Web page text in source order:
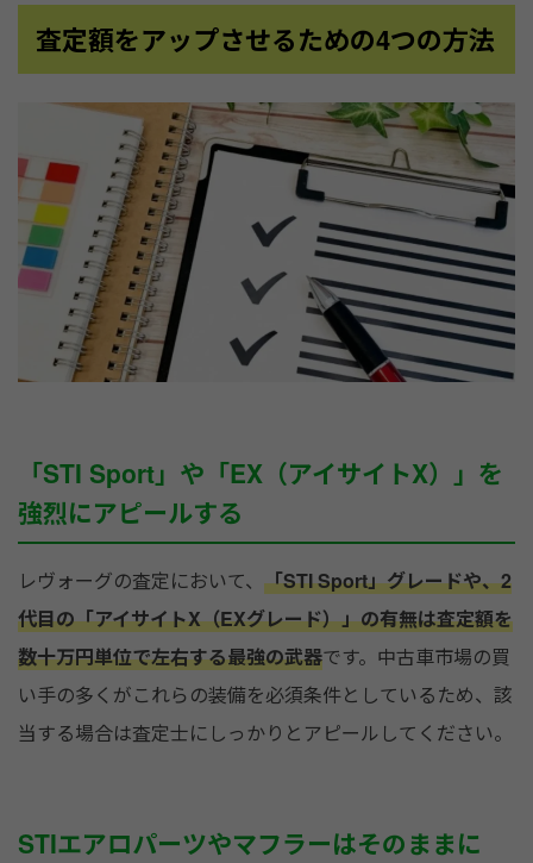
査定額をアップさせるための4つの方法
「STI Sport」や「EX（アイサイトX）」を
強烈にアピールする
レヴォーグの査定において、 「STI Sport」グレードや、2
代目の「アイサイトX（EXグレード）」の有無は査定額を
数十万円単位で左右する最強の武器です。中古車市場の買
い手の多くがこれらの装備を必須条件としているため、該
当する場合は査定士にしっかりとアピールしてください。
STIエアロパーツやマフラーはそのままに